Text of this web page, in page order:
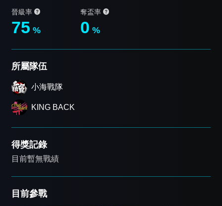
晉級率
75%
奪盃率
0 %
所屬隊伍
小海戰隊
KING BACK
得獎記錄
目前暫無戰績
目前參戰